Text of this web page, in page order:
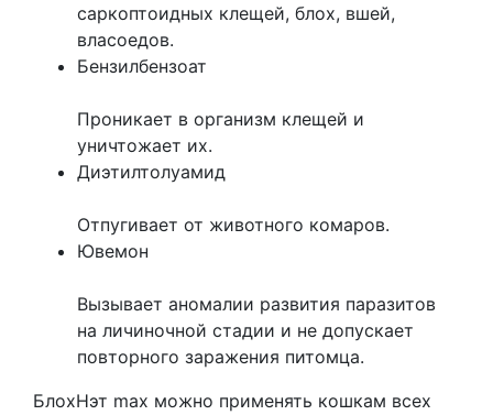
саркоптоидных клещей, блох, вшей,
власоедов.
Бензилбензоат
Проникает в организм клещей и
уничтожает их.
Диэтилтолуамид
Отпугивает от животного комаров.
Ювемон
Вызывает аномалии развития паразитов
на личиночной стадии и не допускает
повторного заражения питомца.
БлохНэт max можно применять кошкам всех